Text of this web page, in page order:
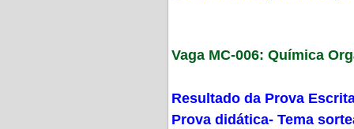
Vaga MC-006: Química
Resultado da Prova
Prova didática- Tema